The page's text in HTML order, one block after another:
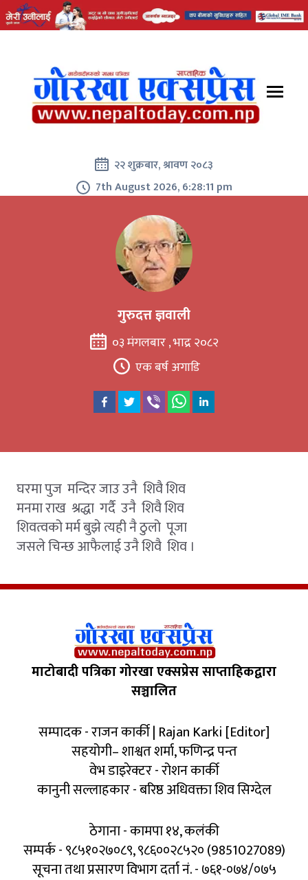
२२ शुक्रबार, श्रावण २०८३
7th August 2026, 6:28:11 pm
गुरुदत्त ज्ञवाली
०३ मंगलबार , भाद्र २०८२
एक बर्ष अगाडि
घरमा पुज मन्दिर जाउ उनै शिवै शिव
मनमा राख श्रद्धा गर्दै उनै शिवै शिव
शिवत्वको मर्म बुझे त्यही नै ठुलो पूजा
जसले चिन्छ आफैलाई उनै शिवै शिव ।
माटोबादी पत्रिका गोरखा एक्सप्रेस साप्ताहिकद्वारा
सञ्चालित
सम्पादक - राजन कार्की | Rajan Karki [Editor]
सहयोगी– शाश्वत शर्मा, फणिन्द्र पन्त
वेभ डाइरेक्टर - रोशन कार्की
कानुनी सल्लाहकार - बरिष्ठ अधिवक्ता शिव सिग्देल
ठेगाना - कामपा १४, कलंकी
सम्पर्क - ९८५१०२७०८९, ९८६००२८५२० (9851027089)
सूचना तथा प्रसारण विभाग दर्ता नं. - ७६१-०७४/०७५